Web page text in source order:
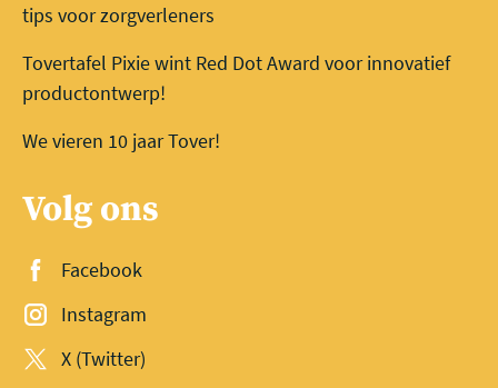
tips voor zorgverleners
Tovertafel Pixie wint Red Dot Award voor innovatief
productontwerp!
We vieren 10 jaar Tover!
Volg ons
Facebook
Instagram
X (Twitter)